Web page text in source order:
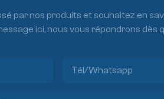
par nos produits et souhaitez en
ici, nous vous répondrons dès